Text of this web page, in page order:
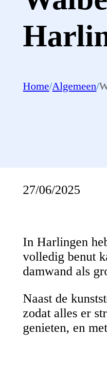
Home/Algemeen/
27/06/2025
In Harlingen
volledig benut
damwand als
Naast de
zodat alles er
genieten, en